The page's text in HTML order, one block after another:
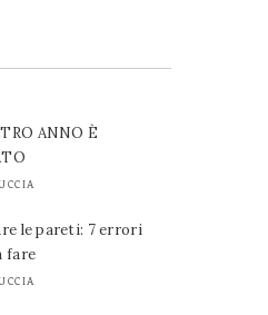
ANNO È
le pareti: 7 errori
fare